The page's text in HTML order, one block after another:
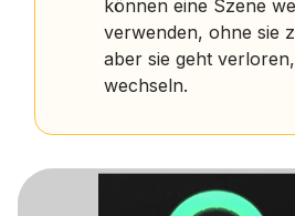
können eine Szene
verwenden, ohne sie
aber sie geht
wechseln.